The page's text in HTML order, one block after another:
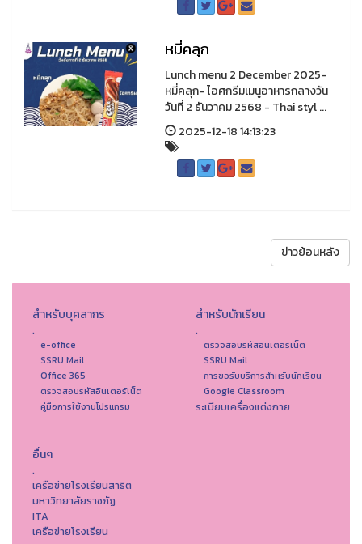
หมี่คลุก
Lunch menu 2 December 2025-
หมี่คลุก- ไอศกรีมเมนูอาหารกลางวัน
วันที่ 2 ธันวาคม 2568 - Thai styl ...
2025-12-18 14:13:23
ข่าวย้อนหลัง
สำหรับบุคลากร
.
e-office
SSRU Mail
Office 365
ตรวจสอบรหัสอินเตอร์เน็ต
คู่มือการใช้งานโปรแกรม
สำหรับนักเรียน
.
ตรวจสอบรหัสอินเตอร์เน็ต
SSRU Mail
การขอรับบริการสำหรับนักเรียน
Google Classroom
ระเบียบเครื่องแต่งกาย
อื่นๆ
.
เครือข่ายโรงเรียนสาธิต
มหาวิทยาลัยราชภัฏ
ITA
เครือข่ายโรงเรียน